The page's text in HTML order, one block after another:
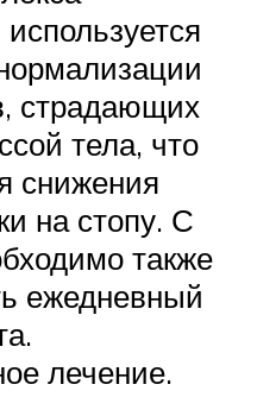
страдающих
тела, что
снижения
на стопу. С
также
ежедневный
лечение.